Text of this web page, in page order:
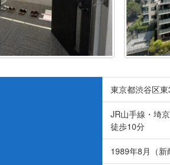
東京都渋谷区
JR山手線・埼
徒歩10分
1989年8月（